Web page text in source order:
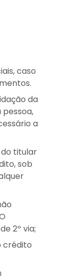
caso
da
a
titular
sob
2º via;
crédito